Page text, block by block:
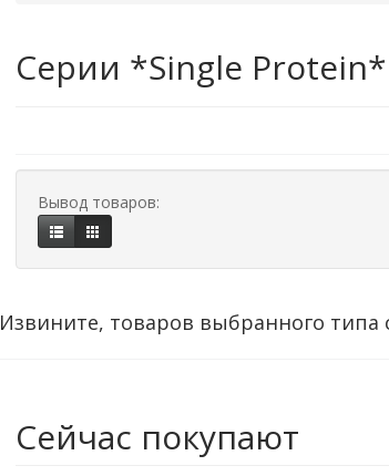
Серии *Single Protein*
Вывод товаров:
Извините, товаров выбранного типа
Сейчас покупают